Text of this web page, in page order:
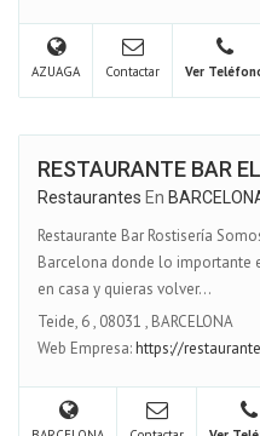
AZUAGA Contactar Ver
RESTAURANTE BAR
Restaurantes En
Restaurante Bar Rostisería
Barcelona donde lo importante
en casa y quieras volver...
Teide, 6, 08031 , BARCELONA
Web Empresa:https://